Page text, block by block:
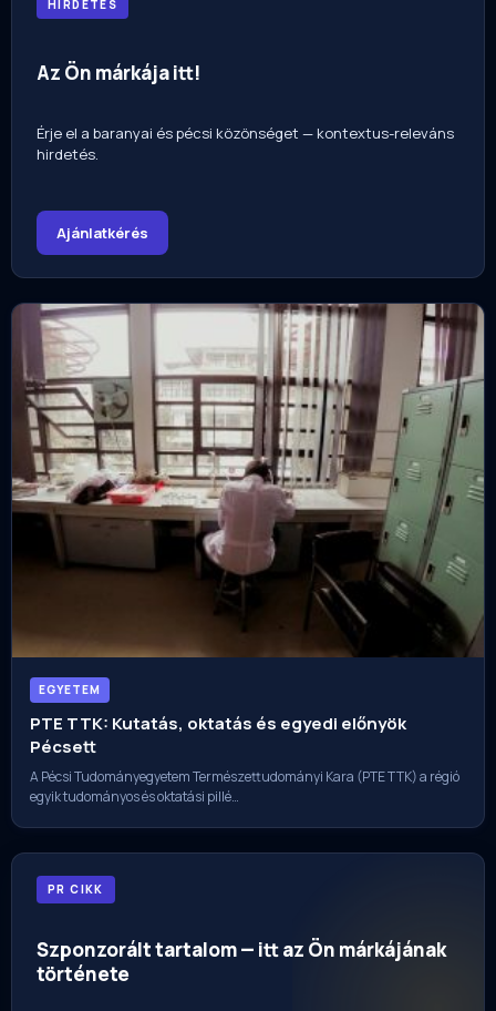
HIRDETÉS
Az Ön márkája itt!
Érje el a baranyai és pécsi közönséget — kontextus-releváns
hirdetés.
Ajánlatkérés
EGYETEM
PTE TTK: Kutatás, oktatás és egyedi előnyök
Pécsett
A Pécsi Tudományegyetem Természettudományi Kara (PTE TTK) a régió
egyik tudományos és oktatási pillé…
PR CIKK
Szponzorált tartalom — itt az Ön márkájának
története